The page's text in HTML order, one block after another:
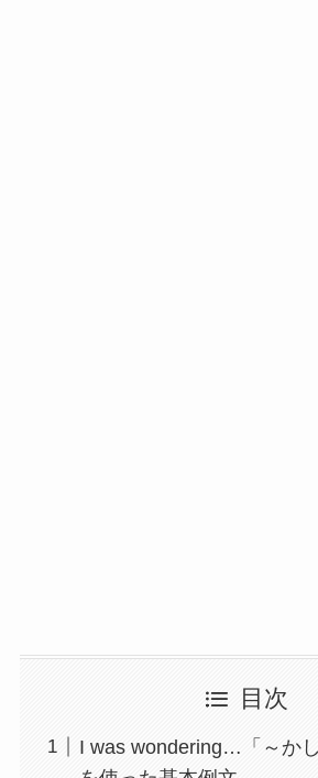
目次
I was wondering…「～かし